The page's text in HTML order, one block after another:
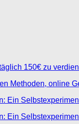
150€ zu
Methoden, online
Ein
Ein